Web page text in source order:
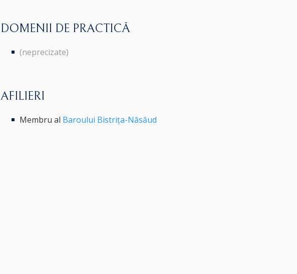
DOMENII DE PRACTICĂ
(neprecizate)
AFILIERI
Membru al Baroului Bistrița-Năsăud